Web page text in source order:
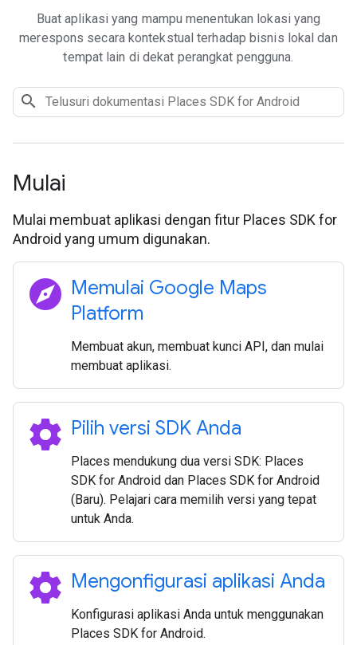
Buat aplikasi yang mampu menentukan lokasi yang
merespons secara kontekstual terhadap bisnis lokal dan
tempat lain di dekat perangkat pengguna.
Mulai
Mulai membuat aplikasi dengan fitur Places SDK for
Android yang umum digunakan.
explore Memulai Google Maps
Platform
Membuat akun, membuat kunci API, dan mulai
membuat aplikasi.
settings Pilih versi SDK Anda
Places mendukung dua versi SDK: Places
SDK for Android dan Places SDK for Android
(Baru). Pelajari cara memilih versi yang tepat
untuk Anda.
settings Mengonfigurasi aplikasi Anda
Konfigurasi aplikasi Anda untuk menggunakan
Places SDK for Android.